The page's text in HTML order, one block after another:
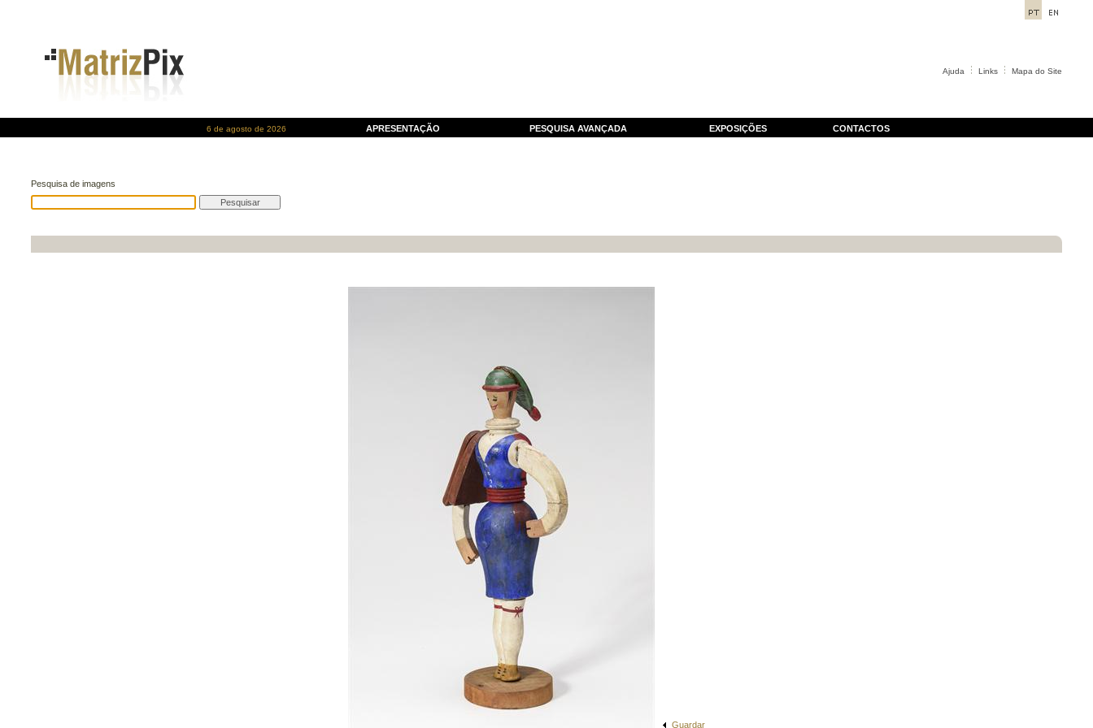
Ajuda Links Mapa do Site
6 de agosto de 2026 APRESENTAÇÃO PESQUISA AVANÇADA EXPOSIÇÕES CONTACTOS
Pesquisa de imagens
Guardar